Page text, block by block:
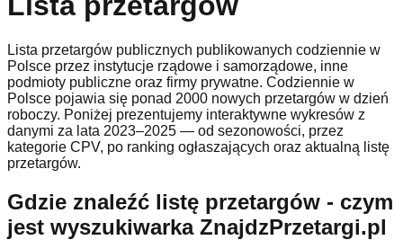
Lista przetargów publicznych publikowanych codziennie w
Polsce przez instytucje rządowe i samorządowe, inne
podmioty publiczne oraz firmy prywatne. Codziennie w
Polsce pojawia się ponad 2000 nowych przetargów w dzień
roboczy. Poniżej prezentujemy interaktywne wykresów z
danymi za lata 2023–2025 — od sezonowości, przez
kategorie CPV, po ranking ogłaszających oraz aktualną listę
przetargów.
Gdzie znaleźć listę przetargów - czym
jest wyszukiwarka ZnajdzPrzetargi.pl